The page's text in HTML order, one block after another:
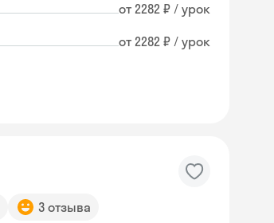
от 2282 ₽ / урок
от 2282 ₽ / урок
3 отзыва